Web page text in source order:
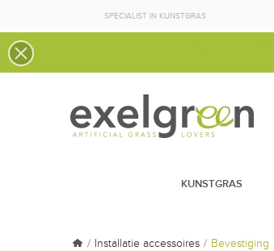
SPECIALIST IN KUNSTGRAS
KUNSTGRAS
Installatie accessoires Bevestiging